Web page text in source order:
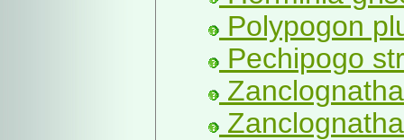
Polypogon
Pechipogo